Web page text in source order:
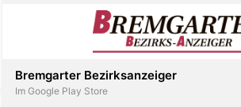
Inserieren Abonnieren
Bremgarter Bezirksanzeiger
Im Google Play Store